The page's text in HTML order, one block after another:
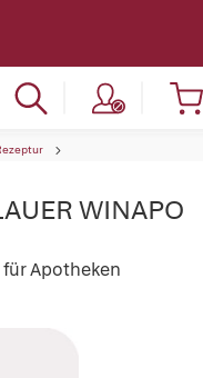
WINAPO
Apotheken